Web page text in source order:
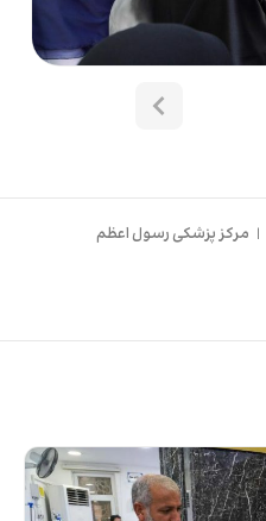
| مرکز پزشکی رسول اعظم